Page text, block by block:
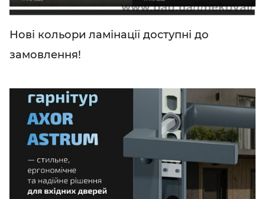
Нові кольори ламінації доступні до
замовлення!